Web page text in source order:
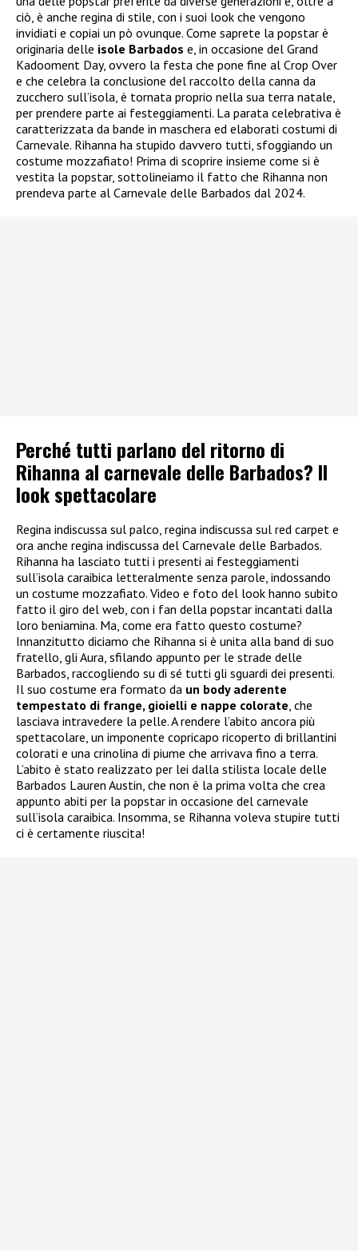
ciò, è anche regina di stile, con i suoi look che vengono
invidiati e copiai un pò ovunque. Come saprete la popstar è
originaria delle isole Barbados e, in occasione del Grand
Kadooment Day, ovvero la festa che pone fine al Crop Over
e che celebra la conclusione del raccolto della canna da
zucchero sull’isola, è tornata proprio nella sua terra natale,
per prendere parte ai festeggiamenti. La parata celebrativa è
caratterizzata da bande in maschera ed elaborati costumi di
Carnevale. Rihanna ha stupido davvero tutti, sfoggiando un
costume mozzafiato! Prima di scoprire insieme come si è
vestita la popstar, sottolineiamo il fatto che Rihanna non
prendeva parte al Carnevale delle Barbados dal 2024.
Perché tutti parlano del ritorno di
Rihanna al carnevale delle Barbados? Il
look spettacolare
Regina indiscussa sul palco, regina indiscussa sul red carpet e
ora anche regina indiscussa del Carnevale delle Barbados.
Rihanna ha lasciato tutti i presenti ai festeggiamenti
sull’isola caraibica letteralmente senza parole, indossando
un costume mozzafiato. Video e foto del look hanno subito
fatto il giro del web, con i fan della popstar incantati dalla
loro beniamina. Ma, come era fatto questo costume?
Innanzitutto diciamo che Rihanna si è unita alla band di suo
fratello, gli Aura, sfilando appunto per le strade delle
Barbados, raccogliendo su di sé tutti gli sguardi dei presenti.
Il suo costume era formato da un body aderente
tempestato di frange, gioielli e nappe colorate , che
lasciava intravedere la pelle. A rendere l’abito ancora più
spettacolare, un imponente copricapo ricoperto di brillantini
colorati e una crinolina di piume che arrivava fino a terra.
L’abito è stato realizzato per lei dalla stilista locale delle
Barbados Lauren Austin, che non è la prima volta che crea
appunto abiti per la popstar in occasione del carnevale
sull’isola caraibica. Insomma, se Rihanna voleva stupire tutti
ci è certamente riuscita!